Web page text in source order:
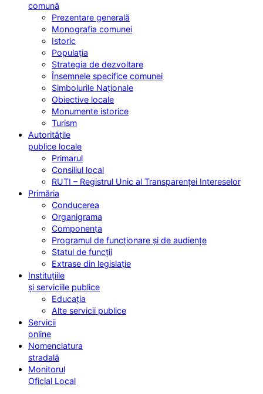
comună
Prezentare generală
Monografia comunei
Istoric
Populația
Strategia de dezvoltare
Însemnele specifice comunei
Simbolurile Naționale
Obiective locale
Monumente istorice
Turism
Autoritățile
publice locale
Primarul
Consiliul local
RUTI – Registrul Unic al Transparenței Intereselor
Primăria
Conducerea
Organigrama
Componența
Programul de funcționare și de audiențe
Statul de funcții
Extrase din legislație
Instituțiile
și serviciile publice
Educația
Alte servicii publice
Servicii
online
Nomenclatura
stradală
Monitorul
Oficial Local